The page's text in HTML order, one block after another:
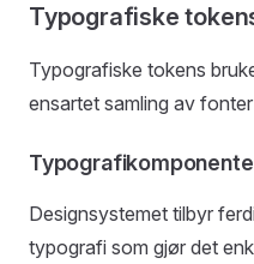
Typografiske
Typografiske tokens
ensartet samling av
Designsystemet tilbyr
typografi som gjør det